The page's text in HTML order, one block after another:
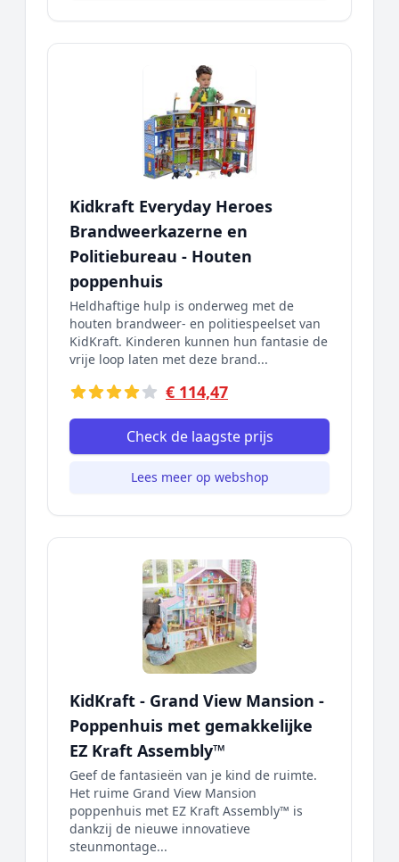
Kidkraft Everyday Heroes
Brandweerkazerne en
Politiebureau - Houten
poppenhuis
Heldhaftige hulp is onderweg met de
houten brandweer- en politiespeelset van
KidKraft. Kinderen kunnen hun fantasie de
vrije loop laten met deze brand...
€ 114,47
Check de laagste prijs
Lees meer op webshop
KidKraft - Grand View Mansion -
Poppenhuis met gemakkelijke
EZ Kraft Assembly™
Geef de fantasieën van je kind de ruimte.
Het ruime Grand View Mansion
poppenhuis met EZ Kraft Assembly™ is
dankzij de nieuwe innovatieve
steunmontage...